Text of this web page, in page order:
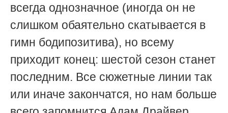
всегда однозначное (иногда он не
слишком обаятельно скатывается в
гимн бодипозитива), но всему
приходит конец: шестой сезон станет
последним. Все сюжетные линии так
или иначе закончатся, но нам больше